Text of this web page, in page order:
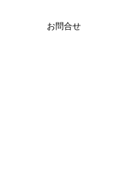
お問合せ